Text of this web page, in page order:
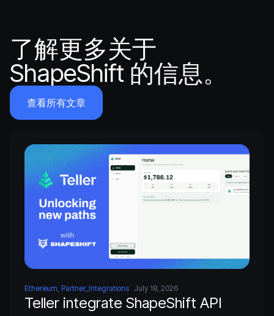
了解更多关于
ShapeShift 的信息。
查看所有文章
Ethereum, Partner_Integrations July 18, 2026
Teller integrate ShapeShift API